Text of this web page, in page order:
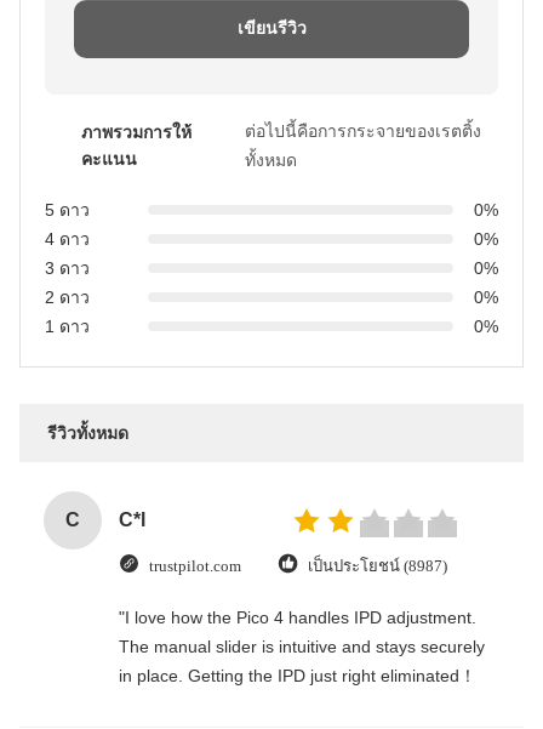
เขียนรีวิว
ภาพรวมการให้
คะแนน
ต่อไปนี้คือการกระจายของเรตติ้ง
ทั้งหมด
5 ดาว
0%
4 ดาว
0%
3 ดาว
0%
2 ดาว
0%
1 ดาว
0%
รีวิวทั้งหมด
C C*l
trustpilot.com เป็นประโยชน์ (8987)
"I love how the Pico 4 handles IPD adjustment.
The manual slider is intuitive and stays securely
in place. Getting the IPD just right eliminated！